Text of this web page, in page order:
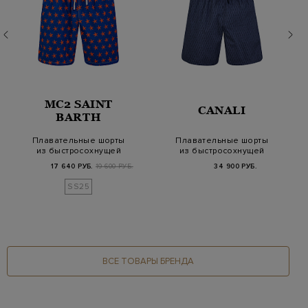
MC2 SAINT
BARTH
Плавательные шорты
из быстросохнущей
ткани с принтом S…
17 640 РУБ. 19 600 РУБ.
SS25
CANALI
Плавательные шорты
из быстросохнущей
ткани с принтом
34 900 РУБ.
ВСЕ ТОВАРЫ БРЕНДА